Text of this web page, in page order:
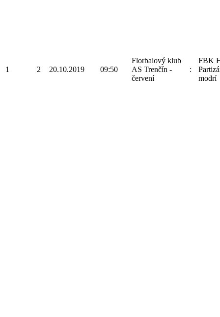
1 2 20.10.2019 09:50
Florbalový klub
AS Trenčín -
červení
:
FBK
modrí